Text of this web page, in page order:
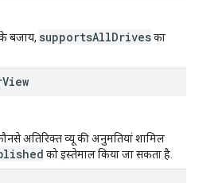
बजाय, supportsAllDrivesका
View
अतिरिक्त व्यू की अनुमतियां शामिल
को इस्तेमाल किया जा सकता है.